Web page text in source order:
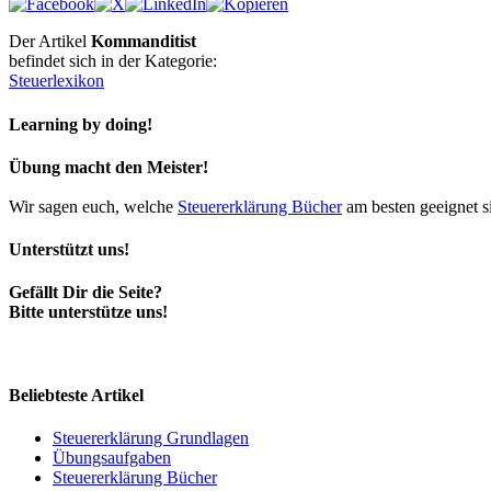
Der Artikel Kommanditist
befindet sich in der Kategorie:
Steuerlexikon
Learning by doing!
Übung macht den Meister!
Wir sagen euch, welche Steuererklärung Bücheram besten geeignet
Unterstützt uns!
Gefällt Dir die Seite?
Bitte unterstütze uns!
Beliebteste Artikel
Steuererklärung Grundlagen
Übungsaufgaben
Steuererklärung Bücher